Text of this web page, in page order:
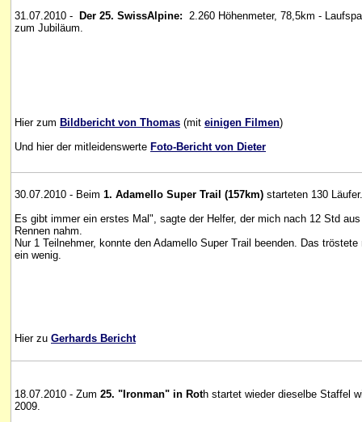
31.07.2010 - Der 25. SwissAlpine: 2.260 Höhenmeter, 78,5km -
zum Jubiläum.
Hier zum Bildbericht von Thomas (mit einigen Filmen)
Und hier der mitleidenswerte Foto-Bericht von Dieter
30.07.2010 - Beim 1. Adamello Super Trail (157km) starteten 130
Es gibt immer ein erstes Mal", sagte der Helfer, der mich nach 12 Std
Rennen nahm.
Nur 1 Teilnehmer, konnte den Adamello Super Trail beenden. Das tröstete
ein wenig.
Hier zu Gerhards Bericht
18.07.2010 - Zum 25. "Ironman" in Roth startet wieder dieselbe Staffel
2009.